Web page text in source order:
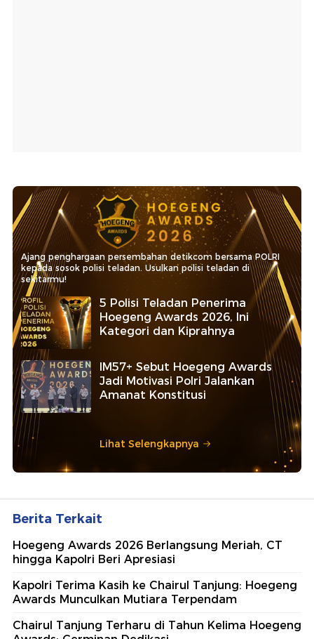
Ajang penghargaan persembahan detikcom bersama POLRI
kepada sosok polisi teladan. Usulkan polisi teladan di
sekitarmu!
5 Polisi Teladan Penerima
Hoegeng Awards 2026, Ini
Kategori dan Kiprahnya
IM57+ Sebut Hoegeng Awards
Jadi Motivasi Polri Jalankan
Amanat Konstitusi
Lihat Selengkapnya
Berita Terkait
Hoegeng Awards 2026 Berlangsung Meriah, CT
hingga Kapolri Beri Apresiasi
Kapolri Terima Kasih ke Chairul Tanjung: Hoegeng
Awards Munculkan Mutiara Terpendam
Chairul Tanjung Terharu di Tahun Kelima Hoegeng